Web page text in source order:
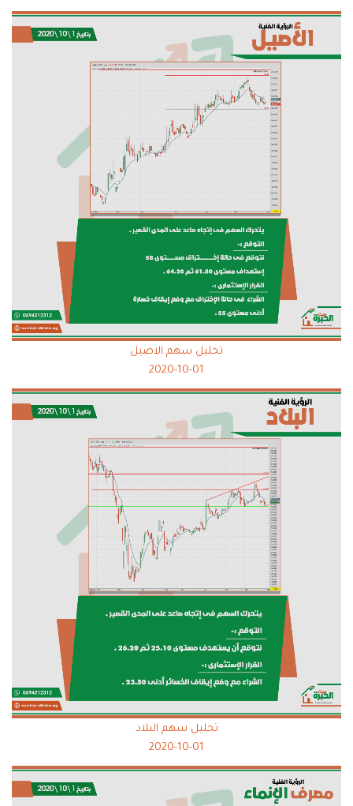
تحليل سهم الاصيل
2020-10-01
تحليل سهم البلاد
2020-10-01